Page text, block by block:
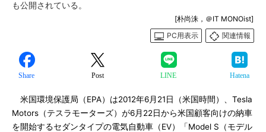
も公開されている。
[朴尚洙，＠IT MONOist]
PC用表示
関連情報
Share Post LINE Hatena
米国環境保護局（EPA）は2012年6月21日（米国時間）、Tesla
Motors（テスラモーターズ）が6月22日から米国顧客向けの納車
を開始するセダンタイプの電気自動車（EV）「Model S（モデル